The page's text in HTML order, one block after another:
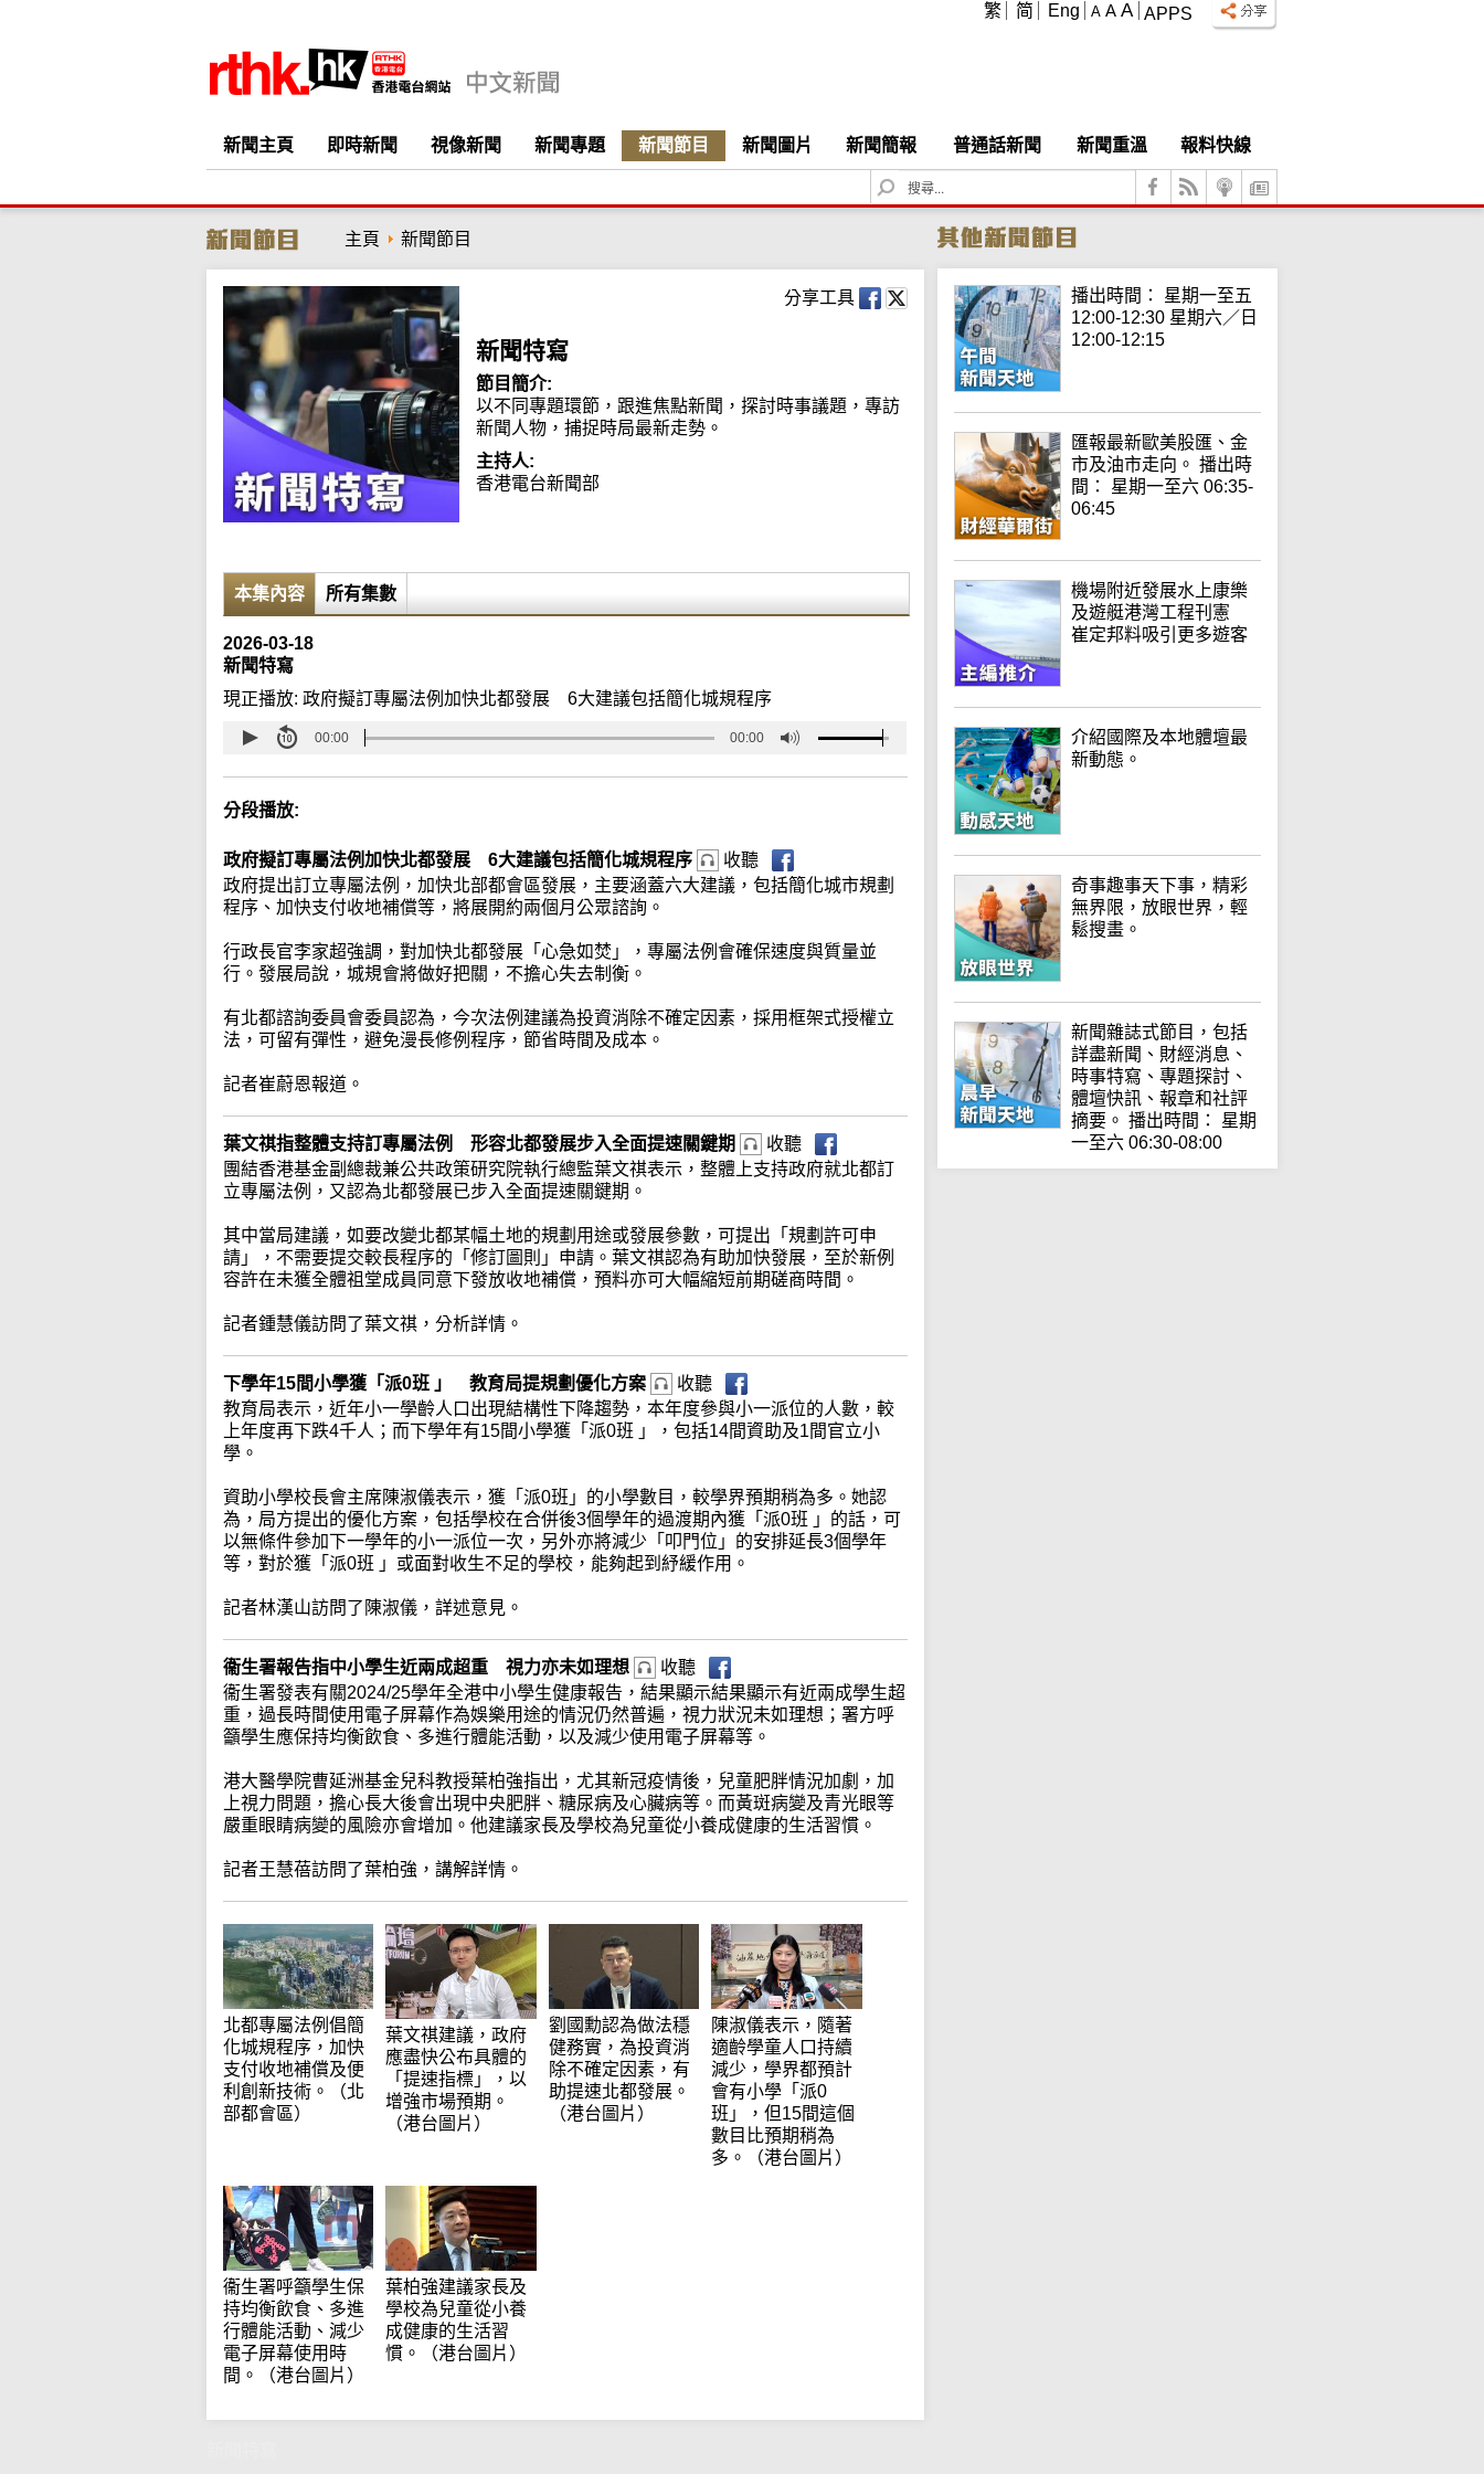
APPS
A A A
繁 简 Eng
新聞主頁 即時新聞 視像新聞 新聞專題 新聞節目 新聞圖片 新聞簡報 普通話新聞 新聞重溫
報料快線
S
e
c
h
主頁 新聞節目
分享工具
新聞特寫
節目簡介:
以不同專題環節，跟進焦點新聞，探討時事議題，專訪
新聞人物，捕捉時局最新走勢。
主持人:
香港電台新聞部
本集內容 所有集數
2026-03-18
新聞特寫
現正播放: 政府擬訂專屬法例加快北都發展 6大建議包括簡化城規程序
00:00 00:00
分段播放:
政府擬訂專屬法例加快北都發展 6大建議包括簡化城規程序
收聽
政府提出訂立專屬法例，加快北部都會區發展，主要涵蓋六大建議，包括簡化城市規劃
程序、加快支付收地補償等，將展開約兩個月公眾諮詢。
行政長官李家超強調，對加快北都發展「心急如焚」，專屬法例會確保速度與質量並
行。發展局說，城規會將做好把關，不擔心失去制衡。
有北都諮詢委員會委員認為，今次法例建議為投資消除不確定因素，採用框架式授權立
法，可留有彈性，避免漫長修例程序，節省時間及成本。
記者崔蔚恩報道。
葉文祺指整體支持訂專屬法例 形容北都發展步入全面提速關鍵期
收聽
團結香港基金副總裁兼公共政策研究院執行總監葉文祺表示，整體上支持政府就北都訂
立專屬法例，又認為北都發展已步入全面提速關鍵期。
其中當局建議，如要改變北都某幅土地的規劃用途或發展參數，可提出「規劃許可申
請」，不需要提交較長程序的「修訂圖則」申請。葉文祺認為有助加快發展，至於新例
容許在未獲全體祖堂成員同意下發放收地補償，預料亦可大幅縮短前期磋商時間。
記者鍾慧儀訪問了葉文祺，分析詳情。
下學年15間小學獲「派0班 」 教育局提規劃優化方案
收聽
教育局表示，近年小一學齡人口出現結構性下降趨勢，本年度參與小一派位的人數，較
上年度再下跌4千人；而下學年有15間小學獲「派0班 」，包括14間資助及1間官立小
學。
資助小學校長會主席陳淑儀表示，獲「派0班」的小學數目，較學界預期稍為多。她認
為，局方提出的優化方案，包括學校在合併後3個學年的過渡期內獲「派0班 」的話，可
以無條件參加下一學年的小一派位一次，另外亦將減少「叩門位」的安排延長3個學年
等，對於獲「派0班 」或面對收生不足的學校，能夠起到紓緩作用。
記者林漢山訪問了陳淑儀，詳述意見。
衞生署報告指中小學生近兩成超重 視力亦未如理想
收聽
衞生署發表有關2024/25學年全港中小學生健康報告，結果顯示結果顯示有近兩成學生超
重，過長時間使用電子屏幕作為娛樂用途的情況仍然普遍，視力狀況未如理想；署方呼
籲學生應保持均衡飲食、多進行體能活動，以及減少使用電子屏幕等。
港大醫學院曹延洲基金兒科教授葉柏強指出，尤其新冠疫情後，兒童肥胖情況加劇，加
上視力問題，擔心長大後會出現中央肥胖、糖尿病及心臟病等。而黃斑病變及青光眼等
嚴重眼睛病變的風險亦會增加。他建議家長及學校為兒童從小養成健康的生活習慣。
記者王慧蓓訪問了葉柏強，講解詳情。
北都專屬法例倡簡
化城規程序，加快
支付收地補償及便
利創新技術。（北
部都會區）
葉文祺建議，政府
應盡快公布具體的
「提速指標」，以
增強市場預期。
（港台圖片）
劉國勳認為做法穩
健務實，為投資消
除不確定因素，有
助提速北都發展。
（港台圖片）
陳淑儀表示，隨著
適齡學童人口持續
減少，學界都預計
會有小學「派0
班」，但15間這個
數目比預期稍為
多。（港台圖片）
衞生署呼籲學生保
持均衡飲食、多進
行體能活動、減少
電子屏幕使用時
間。（港台圖片）
葉柏強建議家長及
學校為兒童從小養
成健康的生活習
慣。（港台圖片）
播出時間： 星期一至五
12:00-12:30 星期六／日
12:00-12:15
匯報最新歐美股匯、金
市及油市走向。 播出時
間： 星期一至六 06:35-
06:45
機場附近發展水上康樂
及遊艇港灣工程刊憲
崔定邦料吸引更多遊客
介紹國際及本地體壇最
新動態。
奇事趣事天下事，精彩
無界限，放眼世界，輕
鬆搜畫。
新聞雜誌式節目，包括
詳盡新聞、財經消息、
時事特寫、專題探討、
體壇快訊、報章和社評
摘要。 播出時間： 星期
一至六 06:30-08:00